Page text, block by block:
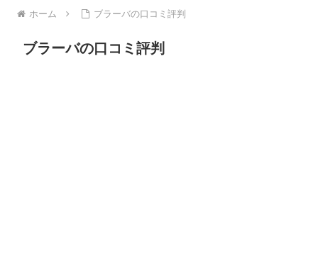
ホーム ブラーバの口コミ評判
ブラーバの口コミ評判